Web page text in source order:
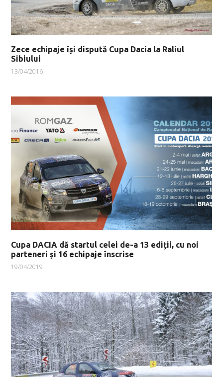
Zece echipaje își dispută Cupa Dacia la Raliul
Sibiului
13/04/2016
Cupa DACIA dă startul celei de-a 13 ediții, cu noi
parteneri și 16 echipaje înscrise
19/04/2019